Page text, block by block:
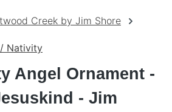
Creek by Jim Shore
Nativity
Angel Ornament -
- Jim